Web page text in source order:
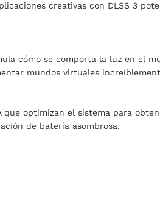
creativas con DLSS 3
cómo se comporta la luz en el
mundos virtuales
que optimizan el sistema para
de batería asombrosa.